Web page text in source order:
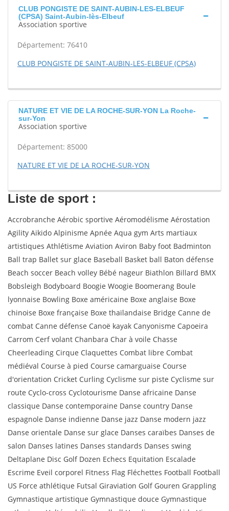
CLUB PONGISTE DE SAINT-AUBIN-LES-ELBEUF
(CPSA) Saint-Aubin-lès-Elbeuf
Association sportive
Département: 76410
CLUB PONGISTE DE SAINT-AUBIN-LES-ELBEUF (CPSA)
NATURE ET VIE DE LA ROCHE-SUR-YON La Roche-
sur-Yon
Association sportive
Département: 85000
NATURE ET VIE DE LA ROCHE-SUR-YON
Liste de sport :
Accrobranche Aérobic sportive Aéromodélisme Aérostation
Agility Aikido Alpinisme Apnée Aqua gym Arts martiaux
artistiques Athlétisme Aviation Aviron Baby foot Badminton
Ball trap Ballet sur glace Baseball Basket ball Baton défense
Beach soccer Beach volley Bébé nageur Biathlon Billard BMX
Bobsleigh Bodyboard Boogie Woogie Boomerang Boule
lyonnaise Bowling Boxe américaine Boxe anglaise Boxe
chinoise Boxe française Boxe thaïlandaise Bridge Canne de
combat Canne défense Canoë kayak Canyonisme Capoeira
Carrom Cerf volant Chanbara Char à voile Chasse
Cheerleading Cirque Claquettes Combat libre Combat
médiéval Course à pied Course camarguaise Course
d'orientation Cricket Curling Cyclisme sur piste Cyclisme sur
route Cyclo-cross Cyclotourisme Danse africaine Danse
classique Danse contemporaine Danse country Danse
espagnole Danse indienne Danse jazz Danse modern jazz
Danse orientale Danse sur glace Danses caraïbes Danses de
salon Danses latines Danses standards Danses swing
Deltaplane Disc Golf Dozen Echecs Equitation Escalade
Escrime Eveil corporel Fitness Flag Fléchettes Football Football
US Force athlétique Futsal Giraviation Golf Gouren Grappling
Gymnastique artistique Gymnastique douce Gymnastique